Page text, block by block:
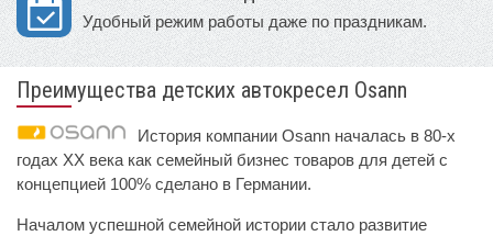
Удобный режим работы даже по праздникам.
Преимущества детских автокресел Osann
История компании Osann началась в 80-х
годах XX века как семейный бизнес товаров для детей с
концепцией 100% сделано в Германии.
Началом успешной семейной истории стало развитие